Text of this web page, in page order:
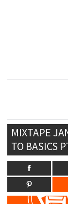
MIXTAPE
TO BASICS